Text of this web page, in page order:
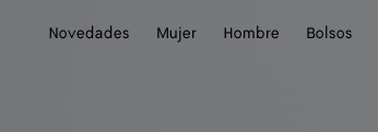
Novedades
Mujer Hombre Bolsos